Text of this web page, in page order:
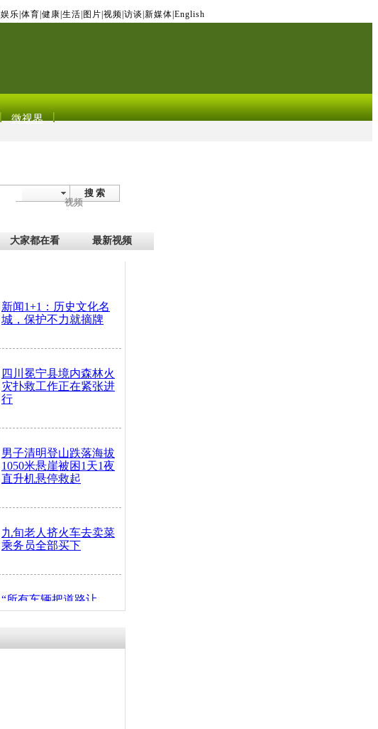
娱乐 体育 健康 生活 图片 视频 访谈 新媒体 English
微视界
搜 索
视频
大家都在看 最新视频
新闻1+1：历史文化名
城，保护不力就摘牌
四川冕宁县境内森林火
灾扑救工作正在紧张进
行
男子清明登山跌落海拔
1050米悬崖被困1天1夜
直升机悬停救起
九旬老人挤火车去卖菜
乘务员全部买下
“所有车辆把道路让
开！”儿童突发疾病交